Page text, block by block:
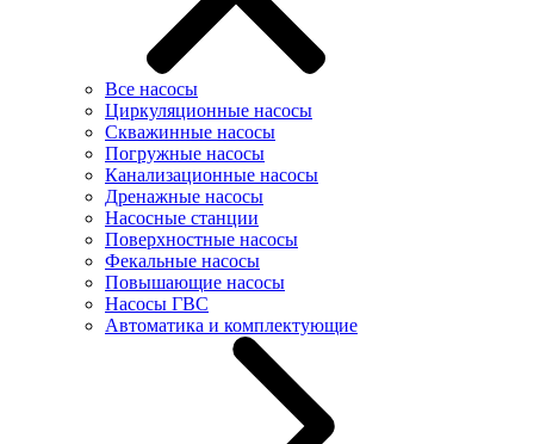
Все насосы
Циркуляционные насосы
Скважинные насосы
Погружные насосы
Канализационные насосы
Дренажные насосы
Насосные станции
Поверхностные насосы
Фекальные насосы
Повышающие насосы
Насосы ГВС
Автоматика и комплектующие